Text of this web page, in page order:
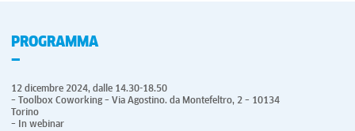
PROGRAMMA
12 dicembre 2024, dalle 14.30-18.50
– Toolbox Coworking – Via Agostino. da Montefeltro, 2 – 10134
Torino
– In webinar